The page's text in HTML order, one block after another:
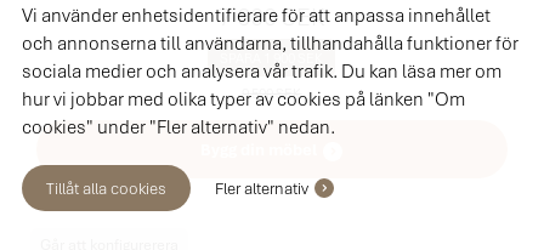
Vi använder enhetsidentifierare för att anpassa innehållet
och annonserna till användarna, tillhandahålla funktioner för
sociala medier och analysera vår trafik. Du kan läsa mer om
hur vi jobbar med olika typer av cookies på länken "Om
cookies" under "Fler alternativ" nedan.
Tillåt alla cookies Fler alternativ
7 600 SEK
SPARA 1 900 SEK
9 500 SEK